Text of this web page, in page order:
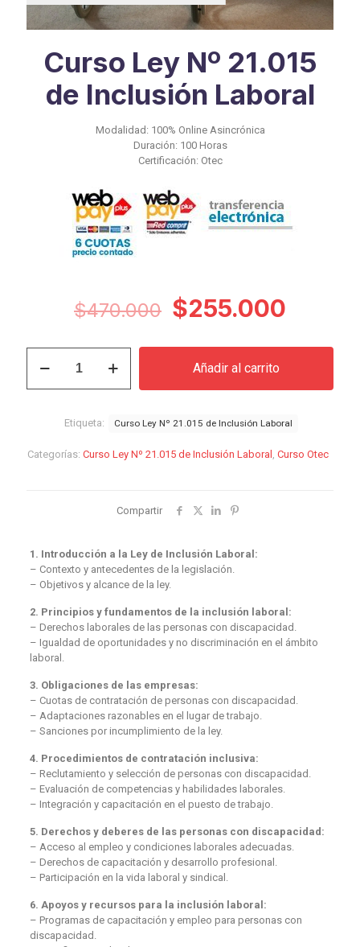
Curso Ley Nº 21.015
de Inclusión Laboral
Modalidad: 100% Online Asincrónica
Duración: 100 Horas
Certificación: Otec
$470.000 El
original
era:
$255.000
actual
Ley
Inclusión
cantidad
Añadir al carrito
Categorías: Curso Ley Nº 21.015 de Inclusión Laboral Curso Otec
Etiqueta: Curso Ley Nº 21.015 de Inclusión Laboral
Compartir
1. Introducción a la Ley de Inclusión Laboral:
– Contexto y antecedentes de la legislación.
– Objetivos y alcance de la ley.
2. Principios y fundamentos de la inclusión laboral:
– Derechos laborales de las personas con discapacidad.
– Igualdad de oportunidades y no discriminación en el ámbito
laboral.
3. Obligaciones de las empresas:
– Cuotas de contratación de personas con discapacidad.
– Adaptaciones razonables en el lugar de trabajo.
– Sanciones por incumplimiento de la ley.
4. Procedimientos de contratación inclusiva:
– Reclutamiento y selección de personas con discapacidad.
– Evaluación de competencias y habilidades laborales.
– Integración y capacitación en el puesto de trabajo.
5. Derechos y deberes de las personas con discapacidad:
– Acceso al empleo y condiciones laborales adecuadas.
– Derechos de capacitación y desarrollo profesional.
– Participación en la vida laboral y sindical.
6. Apoyos y recursos para la inclusión laboral:
– Programas de capacitación y empleo para personas con
discapacidad.